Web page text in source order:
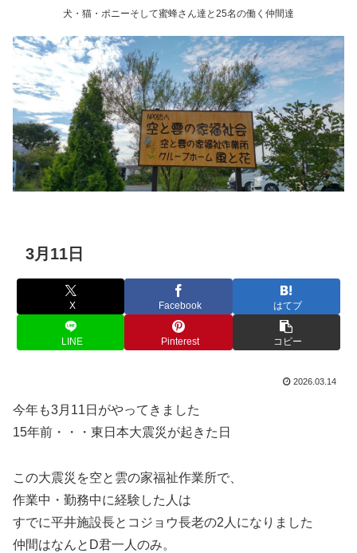
犬・猫・ポニーそして蜜蜂さん達と25名の働く仲間達
3月11日
X Facebook はてブ
LINE Pinterest コピー
2026.03.14
今年も3月11日がやってきました
15年前・・・東日本大震災が起きた日
この大震災を空と雲の家福祉作業所で、
作業中・勤務中に経験した人は
すでに平井施設長とコジョウ長老の2人になりました
仲間はなんとD君一人のみ。